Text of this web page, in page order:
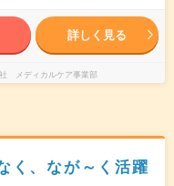
詳しく見る
メディカルケア事業部
、なが～く活躍